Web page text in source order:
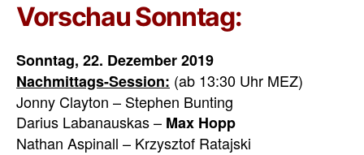
Vorschau Sonntag:
Sonntag, 22. Dezember 2019
Nachmittags-Session: (ab 13:30 Uhr MEZ)
Jonny Clayton – Stephen Bunting
Darius Labanauskas – Max Hopp
Nathan Aspinall – Krzysztof Ratajski